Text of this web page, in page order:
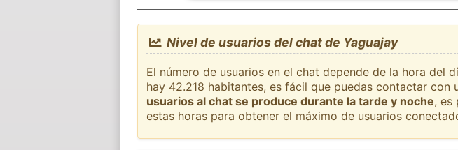
Nivel de usuarios del chat de Yaguajay
El número de usuarios en el chat depende de la hora del
hay 42.218 habitantes, es fácil que puedas contactar
usuarios al chat se produce durante la tarde y noche, es
estas horas para obtener el máximo de usuarios